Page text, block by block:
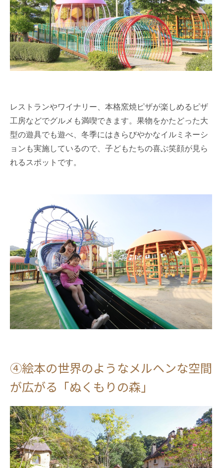
レストランやワイナリー、本格窯焼ピザが楽しめるピザ
工房などでグルメも満喫できます。果物をかたどった大
型の遊具でも遊べ、冬季にはきらびやかなイルミネーシ
ョンも実施しているので、子どもたちの喜ぶ笑顔が見ら
れるスポットです。
④絵本の世界のようなメルヘンな空間
が広がる「ぬくもりの森」